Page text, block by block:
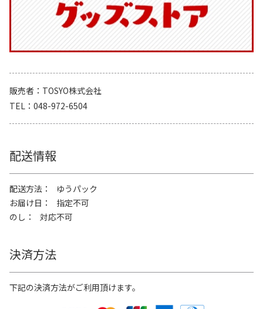
販売者
TOSYO株式会社
TEL
048-972-6504
配送情報
配送方法
ゆうパック
お届け日
指定不可
のし
対応不可
決済方法
下記の決済方法がご利用頂けます。